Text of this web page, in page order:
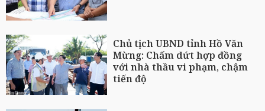
Chủ tịch UBND tỉnh Hồ Văn
Mừng: Chấm dứt hợp đồng
với nhà thầu vi phạm, chậm
tiến độ